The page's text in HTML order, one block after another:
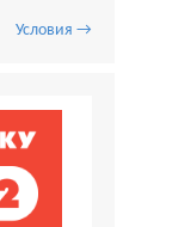
Условия →